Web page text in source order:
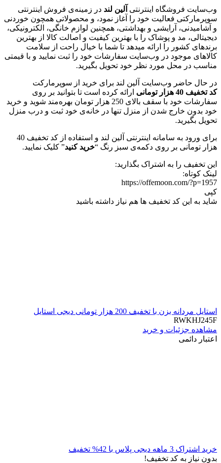
وب‌سایت فروشگاه اینترنتی آلین لند در زمینه‌ی فروش اینترنتی
سوپرمارکتی فعالیت خود را آغاز نمود، و محصولاتی همچون خوردنی
و آشامیدنی، آرایشی و بهداشتی، همچنین لوازم خانگی، الکترونیکی،
دیجیتالی، مد و پوشاک را با بهترین کیفیت و اصالت کالا از بهترین
برندهای کشور را ارائه میدهد تا شما با خیال راحت از سلامت
کالاهای موجود در وب‌سایت سفارشات خود را ثبت نمایید و با قیمتی
مناسب در محل مورد نظر خود تحویل بگیرید.
در حال حاضر وب‌‌سایت آلین لند برای خرید از سوپرمارکت
کد تخفیف 40 هزار تومانی
ارائه کرده است تا بتوانید بر روی
سفارشات خود با سقف بالای 250 هزار تومان بهره‌مند شوید و خرید
خود بدون خارج شدن از منزل تنها در خانه‌ی خود ثبت و درب منزل
تحویل بگیرید.
برای ورود به سامانه اینترنتی آلین لند و استفاده از کد تخفیف 40
هزار تومانی بر روی دکمه‌ی سبز رنگ “خرید کنید” کلیک نمایید.
این تخفیف را به اشتراک بگذارید:
لینک کوتاه:
https://offemoon.com/?p=1957
کپی
شاید به این کد تخفیف ها هم نیاز داشته باشید
استایل مردانه بزن با تخفیف 200 هزار تومانی دیجی استایل
RWKHJ245F
مشاهده جزئیات و خرید
اعتبار دائمی
خرید اشتراک 3 ماهه دیجی پلاس با 42% تخفیف
بدون نیاز به کد تخفیف!